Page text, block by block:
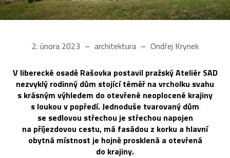
2. února 2023 architektura Ondřej Krynek
V liberecké osadě Rašovka postavil pražský Ateliér SAD
nezvyklý rodinný dům stojící téměř na vrcholku svahu
s krásným výhledem do otevřené neoplocené krajiny
s loukou v popředí. Jednoduše tvarovaný dům
se sedlovou střechou je střechou napojen
na příjezdovou cestu, má fasádou z korku a hlavní
obytná místnost je hojně prosklená a otevřená
do krajiny.